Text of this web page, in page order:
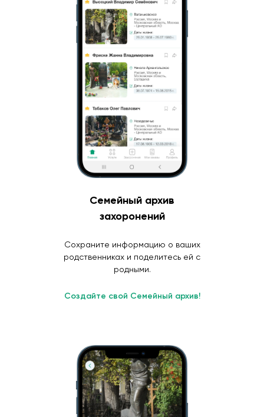
Семейный архив
захоронений
Сохраните информацию о ваших
родственниках и поделитесь ей с
родными.
Создайте свой Семейный архив!